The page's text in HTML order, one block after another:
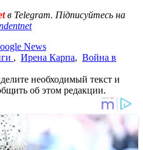
в Telegram. Підписуйтесь на
News
, Ирена Карпа, Война в
необходимый текст и
об этом редакции.